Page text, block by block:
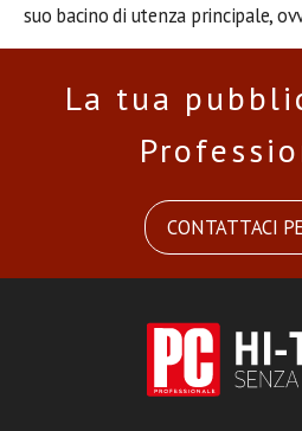
suo bacino di utenza principale,
La tua
CONTATTACI